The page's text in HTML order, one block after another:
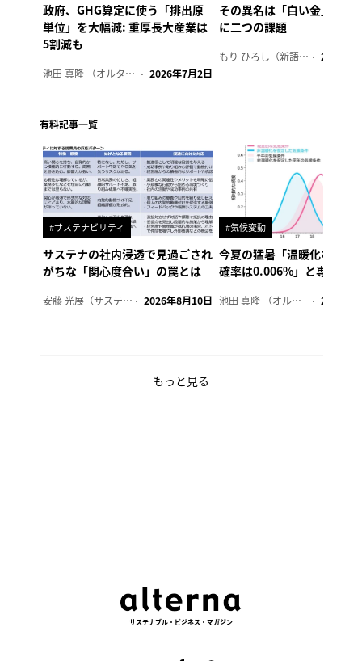
政府、GHG算定に使う「排出原
単位」を大幅減: 重厚長大産業は
5割減も
池田 真隆 （オルタナ輪番編集長） 2026年7月2日
その異名は「白い金」、リ
に二つの課題
もり ひろし（新語ウォッチャー） 2023年7
有料記事一覧
#サステナビリティ
サステナの社内浸透で見過ごされ
がちな「関心度合い」の罠とは
安藤 光展（サステナビリティ・コンサルタント） 2026年8月10日
#気候変動
今夏の猛暑「温暖化なけれ
確率は0.006%」と専門家
池田 真隆 （オルタナ輪番編集長） 2026年8
もっと見る
サステナブル・ビジネス・マガジン